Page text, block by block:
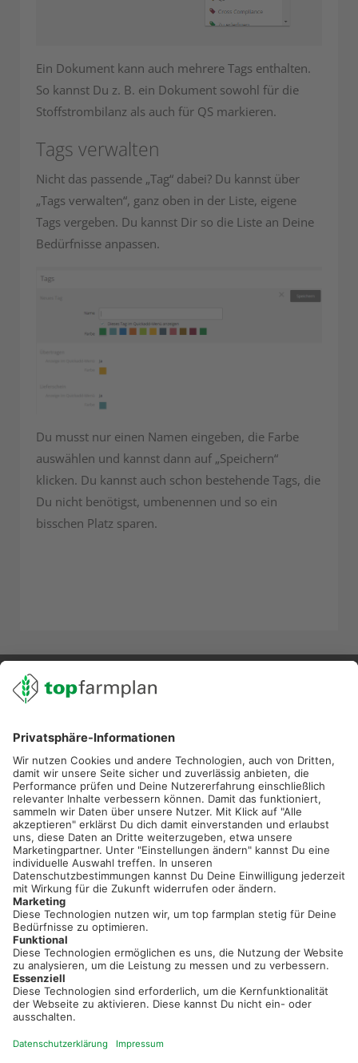
Ein Dokument kann auch mehrere Tags enthalten.
So kannst Du z. B. ein Dokument sowohl für die
Stoffstrombilanz als auch für QS markieren.
Tags verwalten
Nicht das passende „Tag“ dabei? Du kannst über
„Tags verwalten“, ganz oben in der Liste, eigene
Tags vergeben. Du kannst Dir so die Liste an Deine
Bedürfnisse anpassen.
Du musst nur einen Namen eingeben, die Farbe
auswählen und kannst dann auf „Speichern“
klicken. Du kannst auch schon bestehende Tags, die
Du nicht benötigst, umbenennen und so ein
bisschen Platz sparen.
02501 801 44 84
service@topfarmplan.de
Sei immer auf dem Laufenden!
Neue Features, spannende Tipps und hilfreiche Anleitungen!
Registriere dich kostenlos!
einfach und bequem!